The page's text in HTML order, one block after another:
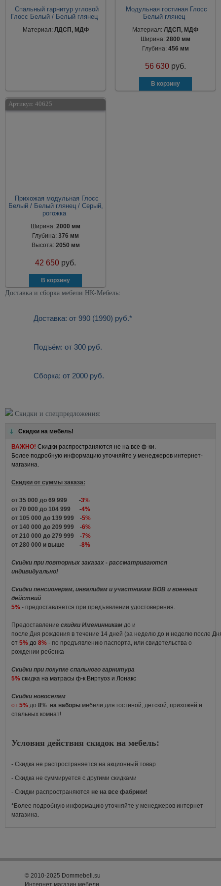
Спальный гарнитур угловой
Глосс Белый / Белый глянец
Материал: ЛДСП, МДФ
Модульная гостиная Глосс
Белый глянец
Материал:ЛДСП, МДФ
Ширина: 2800 мм
Глубина: 456 мм
56 630 руб.
Артикул: 40625
Прихожая модульная Глосс
Белый / Белый глянец / Серый,
рогожка
Ширина:2000 мм
Глубина:376 мм
Высота: 2050 мм
42 650 руб.
Доставка и сборка мебели НК-Мебель:
Доставка: от 990 (1990) руб.*
Подъём: от 300 руб.
Сборка: от 2000 руб.
Скидки и спецпредложения:
Скидки на мебель!
ВАЖНО! Скидки распространяются не на все ф-ки.
Более подробную информацию уточняйте у менеджеров интернет-
магазина.
Скидки от суммы заказа:
от 35 000 до 69 999 -3%
от 70 000 до 104 999 -4%
от 105 000 до 139 999 -5%
от 140 000 до 209 999 -6%
от 210 000 до 279 999 -7%
от 280 000 и выше -8%
Скидки при повторных заказах - рассматриваются
индивидуально!
Скидки пенсионерам, инвалидам и участникам ВОВ и военных
действий
5% - предоставляется при предъявлении удостоверения.
Предоставление скидки Именинникам до и
после Дня рождения в течение 14 дней (за неделю до и неделю после
от 5% до 8% - по предъявлению паспорта, или свидетельства о
рождении ребенка
Скидки при покупке спального гарнитура
5% скидка на матрасы ф-к Виртуоз и Лонакс
Скидки новоселам
от 5% до 8% на наборы мебели для гостиной, детской, прихожей и
спальных комнат!
Условия действия скидок на мебель:
- Скидка не распространяется на акционный товар
- Скидка не суммируется с другими скидками
- Скидки распространяются не на все фабрики!
*Более подробную информацию уточняйте у менеджеров интернет-
магазина.
© 2010-2025 Dommebeli.su
Интернет магазин мебели